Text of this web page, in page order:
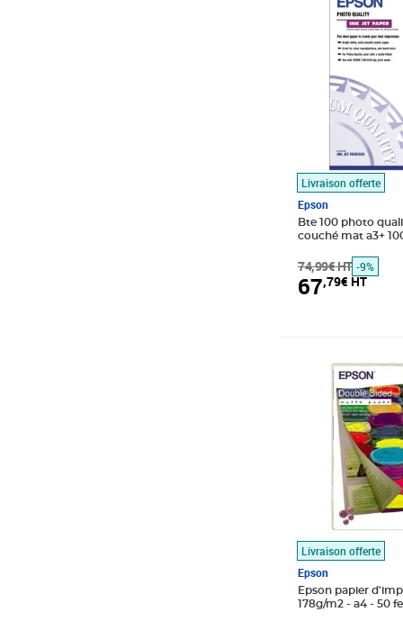
Livraison offerte
Epson
Bte 100 photo
couché mat a3+
74,99€ HT -9%
67,79€ HT
Livraison offerte
Epson
Epson papier
178g/m2 - a4 - 50
Prix 29,17€ HT